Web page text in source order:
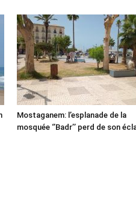
Mostaganem: l’esplanade de la
mosquée ‘’Badr’’ perd de son